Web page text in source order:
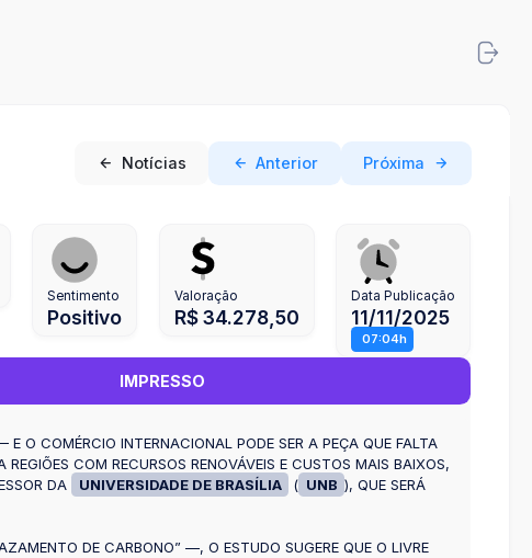
Notícias Anterior Próxima
Sentimento
Positivo
Valoração
R$ 34.278,50
Data Publicação
11/11/2025
07:04h
IMPRESSO
O COMÉRCIO INTERNACIONAL PODE SER A PEÇA QUE FALTA
COM RECURSOS RENOVÁVEIS E CUSTOS MAIS BAIXOS,
DA
UNIVERSIDADE DE BRASÍLIA ( UNB ), QUE SERÁ
DE CARBONO” —, O ESTUDO SUGERE QUE O LIVRE